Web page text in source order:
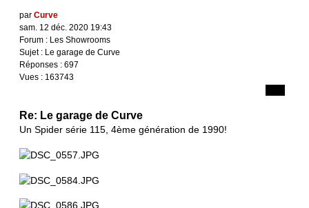
par Curve
sam. 12 déc. 2020 19:43
Forum : Les Showrooms
Sujet : Le garage de Curve
Réponses : 697
Vues : 163743
Re: Le garage de Curve
Un Spider série 115, 4ème génération de 1990!